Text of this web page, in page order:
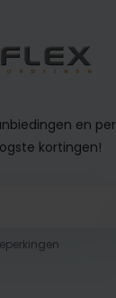
en
kortingen!